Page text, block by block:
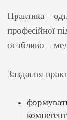
Практика –
професійної
особливо –
Завдання